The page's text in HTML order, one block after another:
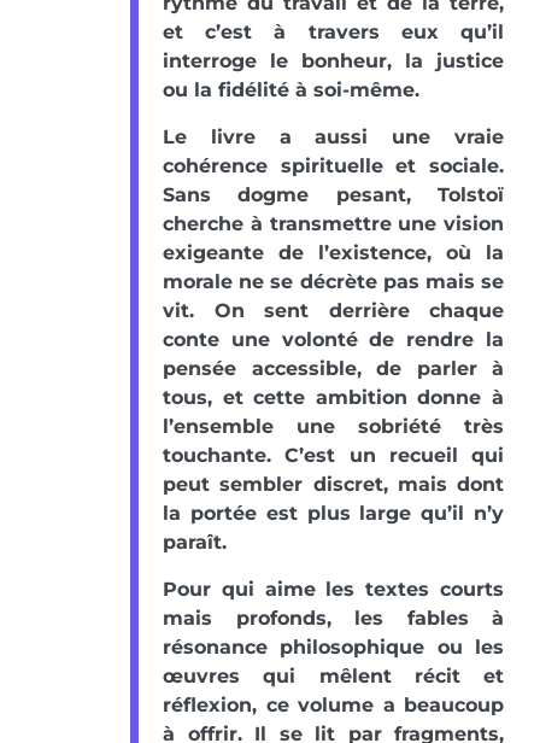
et c’est à travers eux qu’il
interroge le bonheur, la justice
ou la fidélité à soi-même.
Le livre a aussi une vraie
cohérence spirituelle et sociale.
Sans dogme pesant, Tolstoï
cherche à transmettre une vision
exigeante de l’existence, où la
morale ne se décrète pas mais se
vit. On sent derrière chaque
conte une volonté de rendre la
pensée accessible, de parler à
tous, et cette ambition donne à
l’ensemble une sobriété très
touchante. C’est un recueil qui
peut sembler discret, mais dont
la portée est plus large qu’il n’y
paraît.
Pour qui aime les textes courts
mais profonds, les fables à
résonance philosophique ou les
œuvres qui mêlent récit et
réflexion, ce volume a beaucoup
à offrir. Il se lit par fragments,